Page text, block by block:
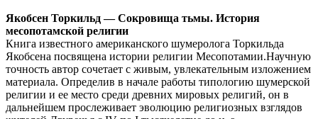
религии
Якобсен Торкильд — Сокровища тьмы. История
месопотамской религии
Книга известного американского шумеролога Торкильда
Якобсена посвящена истории религии Месопотамии.Научную
точность автор сочетает с живым, увлекательным изложением
материала. Определив в начале работы типологию шумерской
религии и ее место среди древних мировых религий, он в
дальнейшем прослеживает эволюцию религиозных взглядов